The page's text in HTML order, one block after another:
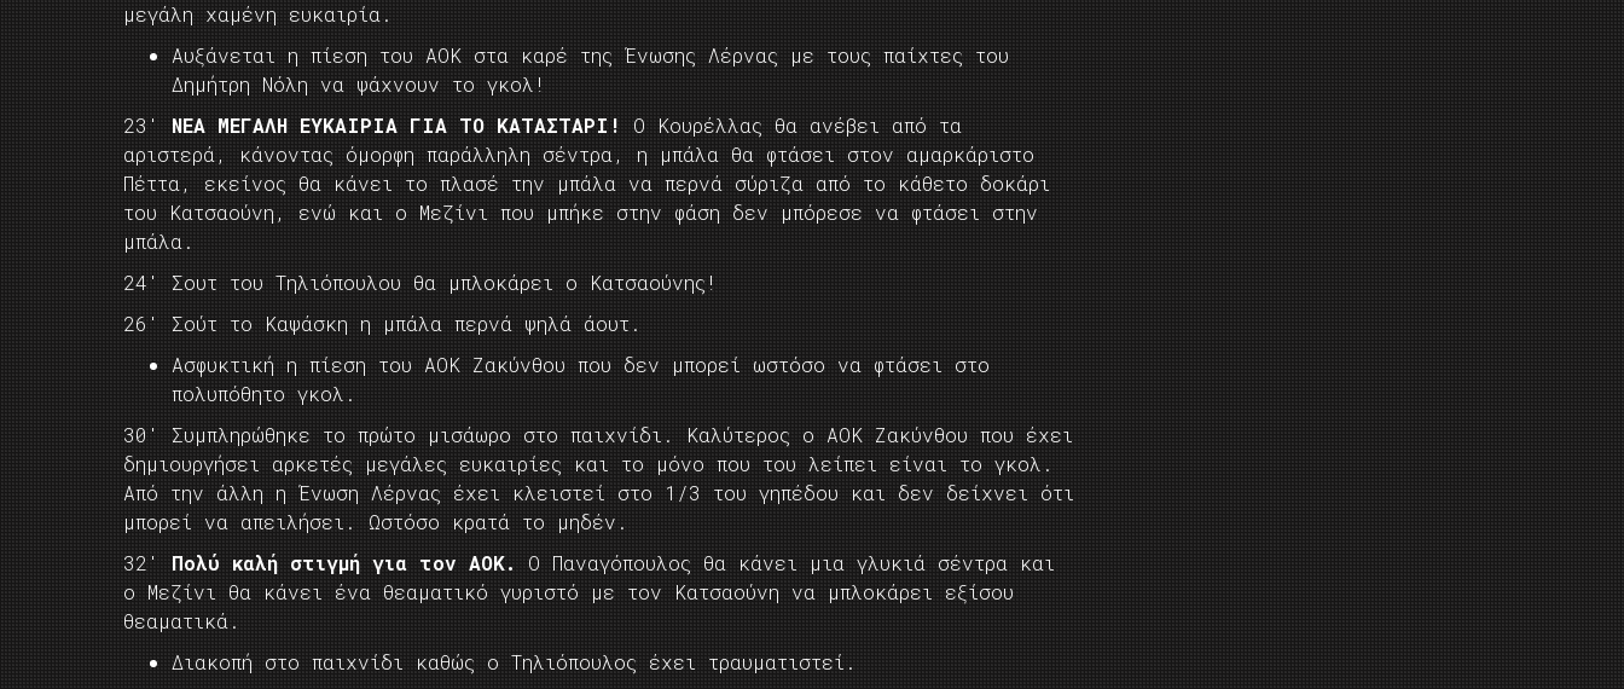
μεγάλη χαμένη ευκαιρία.
Αυξάνεται η πίεση του ΑΟΚ στα καρέ της Ένωσης Λέρνας με τους παίχτες του
Δημήτρη Νόλη να ψάχνουν το γκολ!
23′ ΝΕΑ ΜΕΓΑΛΗ ΕΥΚΑΙΡΙΑ ΓΙΑ ΤΟ ΚΑΤΑΣΤΑΡΙ!
Ο Κουρέλλας θα ανέβει από τα
αριστερά, κάνοντας όμορφη παράλληλη σέντρα, η μπάλα θα φτάσει στον αμαρκάριστο
Πέττα, εκείνος θα κάνει το πλασέ την μπάλα να περνά σύριζα από το κάθετο δοκάρι
του Κατσαούνη, ενώ και ο Μεζίνι που μπήκε στην φάση δεν μπόρεσε να φτάσει στην
μπάλα.
24′ Σουτ του Τηλιόπουλου θα μπλοκάρει ο Κατσαούνης!
26′ Σούτ το Καψάσκη η μπάλα περνά ψηλά άουτ.
Ασφυκτική η πίεση του ΑΟΚ Ζακύνθου που δεν μπορεί ωστόσο να φτάσει στο
πολυπόθητο γκολ.
30′ Συμπληρώθηκε το πρώτο μισάωρο στο παιχνίδι. Καλύτερος ο ΑΟΚ Ζακύνθου που έχει
δημιουργήσει αρκετές μεγάλες ευκαιρίες και το μόνο που του λείπει είναι το γκολ.
Από την άλλη η Ένωση Λέρνας έχει κλειστεί στο 1/3 του γηπέδου και δεν δείχνει ότι
μπορεί να απειλήσει. Ωστόσο κρατά το μηδέν.
32′ Πολύ καλή στιγμή για τον ΑΟΚ.
Ο Παναγόπουλος θα κάνει μια γλυκιά σέντρα και
ο Μεζίνι θα κάνει ένα θεαματικό γυριστό με τον Κατσαούνη να μπλοκάρει εξίσου
θεαματικά.
Διακοπή στο παιχνίδι καθώς ο Τηλιόπουλος έχει τραυματιστεί.